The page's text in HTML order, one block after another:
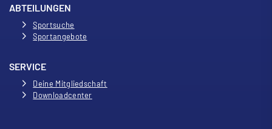
ABTEILUNGEN
Sportsuche
Sportangebote
SERVICE
Deine Mitgliedschaft
Downloadcenter